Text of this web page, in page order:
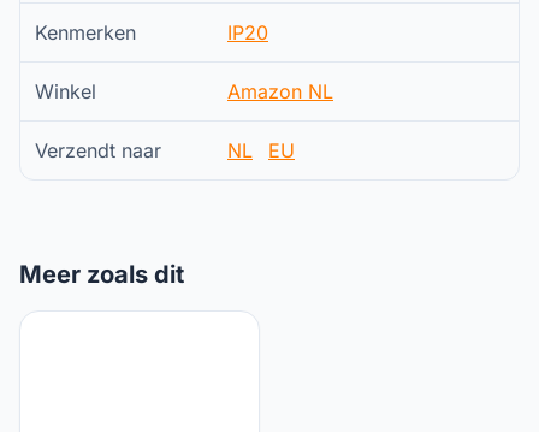
Kenmerken IP20
Winkel Amazon NL
Verzendt naar NL EU
Meer zoals dit